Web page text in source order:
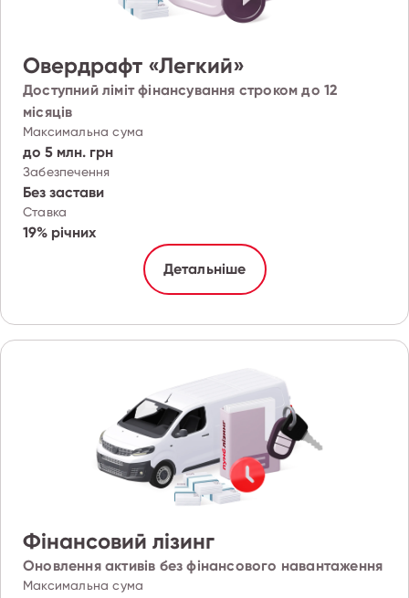
Овердрафт «Легкий»
Доступний ліміт фінансування строком до 12
місяців
Максимальна сума
до 5 млн. грн
Забезпечення
Без застави
Ставка
19% річних
Детальніше
Фінансовий лізинг
Оновлення активів без фінансового навантаження
Максимальна сума